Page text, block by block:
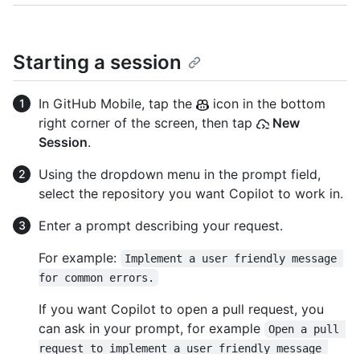
Starting a session
In GitHub Mobile, tap the
icon in the bottom
right corner of the screen, then tap
New
Session.
Using the dropdown menu in the prompt field,
select the repository you want Copilot to work in.
Enter a prompt describing your request.
For example:
Implement a user friendly message
for common errors.
If you want Copilot to open a pull request, you
can ask in your prompt, for example
Open a pull
request to implement a user friendly message